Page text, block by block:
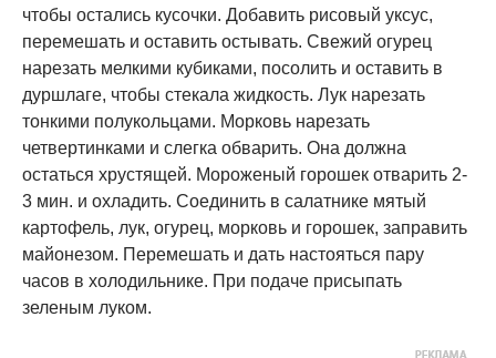
чтобы остались кусочки. Добавить рисовый уксус,
перемешать и оставить остывать. Свежий огурец
нарезать мелкими кубиками, посолить и оставить в
дуршлаге, чтобы стекала жидкость. Лук нарезать
тонкими полукольцами. Морковь нарезать
четвертинками и слегка обварить. Она должна
остаться хрустящей. Мороженый горошек отварить 2-
3 мин. и охладить. Соединить в салатнике мятый
картофель, лук, огурец, морковь и горошек, заправить
майонезом. Перемешать и дать настояться пару
часов в холодильнике. При подаче присыпать
зеленым луком.